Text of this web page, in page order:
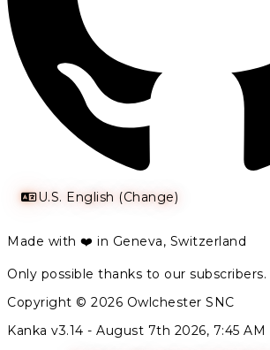
U.S. English (Change)
Made with ❤️ in Geneva, Switzerland
Only possible thanks to our subscribers.
Copyright © 2026 Owlchester SNC
Kanka v3.14 - August 7th 2026, 7:45 AM